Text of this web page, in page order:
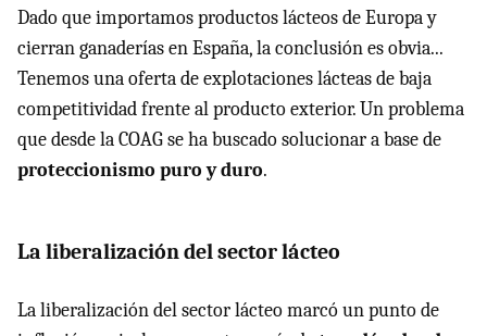
Dado que importamos productos lácteos de Europa y
cierran ganaderías en España, la conclusión es obvia...
Tenemos una oferta de explotaciones lácteas de baja
competitividad frente al producto exterior. Un problema
que desde la COAG se ha buscado solucionar a base de
proteccionismo puro y duro.
La liberalización del sector lácteo
La liberalización del sector lácteo marcó un punto de